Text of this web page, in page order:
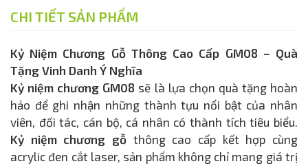
CHI TIẾT SẢN PHẨM
Kỷ Niệm Chương Gỗ Thông Cao Cấp GM08 – Quà
Tặng Vinh Danh Ý Nghĩa
Kỷ niệm chương GM08 sẽ là lựa chọn quà tặng hoàn
hảo để ghi nhận những thành tựu nổi bật của nhân
viên, đối tác, cán bộ, cá nhân có thành tích tiêu biểu.
Kỷ niệm chương gỗ thông cao cấp kết hợp cùng
acrylic đen cắt laser, sản phẩm không chỉ mang giá trị